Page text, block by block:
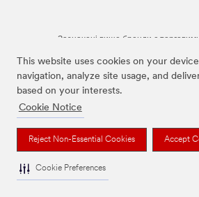
This website uses cookies on your
navigation, analyze site usage, and
based on your interests.
Cookie Notice
Reject Non-Essential Cookies Accept
Cookie Preferences
Зазначені вище бренди є